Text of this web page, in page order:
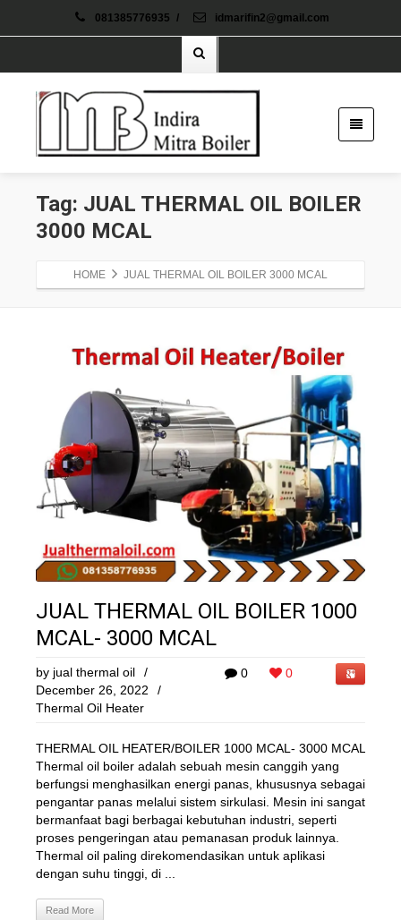
081385776935 / idmarifin2@gmail.com
Tag: JUAL THERMAL OIL BOILER
3000 MCAL
HOME JUAL THERMAL OIL BOILER 3000 MCAL
JUAL THERMAL OIL BOILER 1000
MCAL- 3000 MCAL
0 0
by jual thermal oil
/
December 26, 2022
/
Thermal Oil Heater
THERMAL OIL HEATER/BOILER 1000 MCAL- 3000 MCAL
Thermal oil boiler adalah sebuah mesin canggih yang
berfungsi menghasilkan energi panas, khususnya sebagai
pengantar panas melalui sistem sirkulasi. Mesin ini sangat
bermanfaat bagi berbagai kebutuhan industri, seperti
proses pengeringan atau pemanasan produk lainnya.
Thermal oil paling direkomendasikan untuk aplikasi
dengan suhu tinggi, di ...
Read More